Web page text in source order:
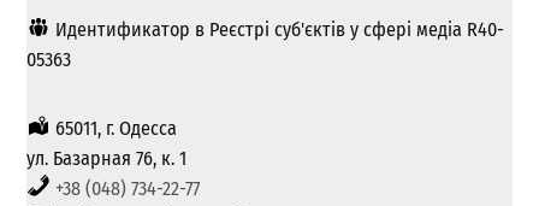
Идентификатор в Реєстрі суб'єктів у сфері медіа R40-
05363
65011, г. Одесса
ул. Базарная 76, к. 1
+38 (048) 734-22-77